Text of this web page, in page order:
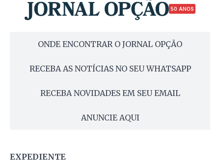
50 ANOS
ONDE ENCONTRAR O JORNAL OPÇÃO
RECEBA AS NOTÍCIAS NO SEU WHATSAPP
RECEBA NOVIDADES EM SEU EMAIL
ANUNCIE AQUI
EXPEDIENTE